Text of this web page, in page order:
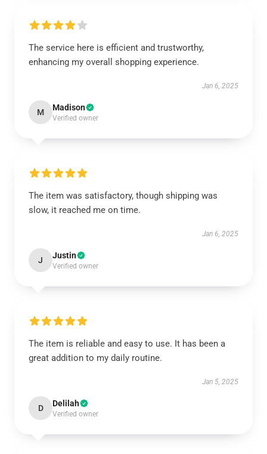
The service here is efficient and trustworthy,
enhancing my overall shopping experience.
Jan 6, 2025
M Madison
Verified owner
The item was satisfactory, though shipping was
slow, it reached me on time.
Jan 6, 2025
J Justin
Verified owner
The item is reliable and easy to use. It has been a
great addition to my daily routine.
Jan 5, 2025
D Delilah
Verified owner